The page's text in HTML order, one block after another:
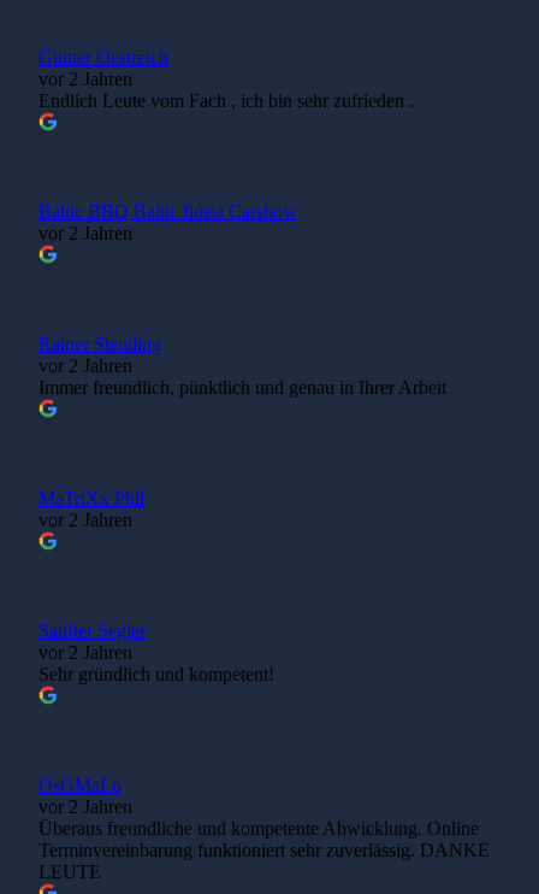
Günter Oestreich
vor 2 Jahren
Endlich Leute vom Fach , ich bin sehr zufrieden .
Baltic BBQ Baltic finest Carshow
vor 2 Jahren
Rainer Steuding
vor 2 Jahren
Immer freundlich, pünktlich und genau in Ihrer Arbeit
MaTriXx Phil
vor 2 Jahren
Sanfter Segler
vor 2 Jahren
Sehr gründlich und kompetent!
OsGMaLo
vor 2 Jahren
Überaus freundliche und kompetente Abwicklung. Online
Terminvereinbarung funktioniert sehr zuverlässig. DANKE
LEUTE